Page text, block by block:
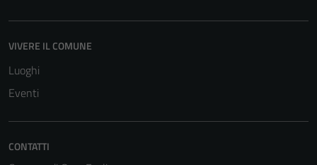
VIVERE IL COMUNE
Luoghi
Eventi
CONTATTI
per il
Questi cookie